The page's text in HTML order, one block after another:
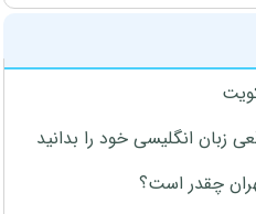
زبان انگلیسی خود را بدانید